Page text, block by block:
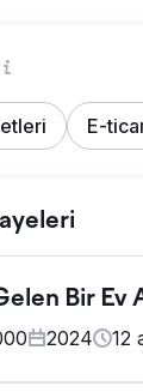
E-
Bir Ev
2024 12